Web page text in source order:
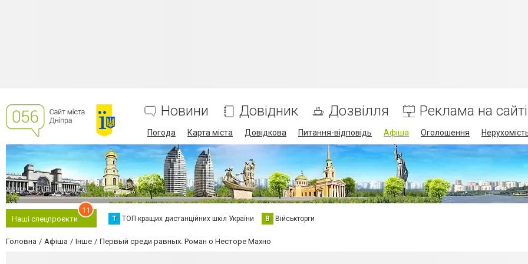
Новини Довідник Дозвілля Реклама на сайті
Погода Карта міста Довідкова Питання-відповідь Афіша Оголошення
Наші спецпроєкти
11
Т ТОП кращих дистанційних шкіл України В Військторги
Головна Афіша Інше Первый среди равных. Роман о Несторе Махно